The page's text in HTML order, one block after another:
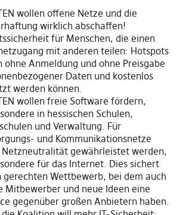
wollen offene Netze und die
wirklich abschaffen!
für Menschen, die einen
mit anderen teilen: Hotspots
ohne Anmeldung und ohne Preisgabe
Daten und kostenlos
werden können.
wollen freie Software fördern,
in hessischen Schulen,
und Verwaltung. Für
und Kommunikationsnetze
Netzneutralität gewährleistet werden,
für das Internet. Dies sichert
gerechten Wettbewerb, bei dem auch
Mitbewerber und neue Ideen eine
gegenüber großen Anbietern haben.